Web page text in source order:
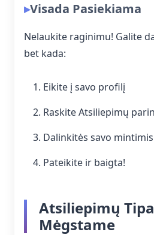
Visada Pasiekiama
Nelaukite raginimu! Galite
bet kada:
Eikite į savo profilį
Raskite Atsiliepimų
Dalinkitės savo mintimis
Pateikite ir baigta!
Atsiliepimų
Mėgstame